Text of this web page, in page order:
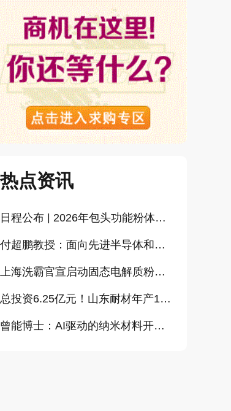
热点资讯
日程公布 | 2026年包头功能粉体论坛暨CEMIA粉体技术分会2026年会
付超鹏教授：面向先进半导体和大健康产业的高纯超细氧化铝研发（报告）
上海洗霸官宣启动固态电解质粉体产业化项目
总投资6.25亿元！山东耐材年产15万吨高科技新材料项目正式开工
曾能博士：AI驱动的纳米材料开发新范式技术研究及基地建设（报告）